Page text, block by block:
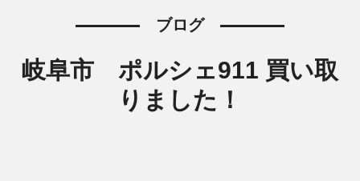
ブログ
岐阜市 ポルシェ911 買い取
りました！